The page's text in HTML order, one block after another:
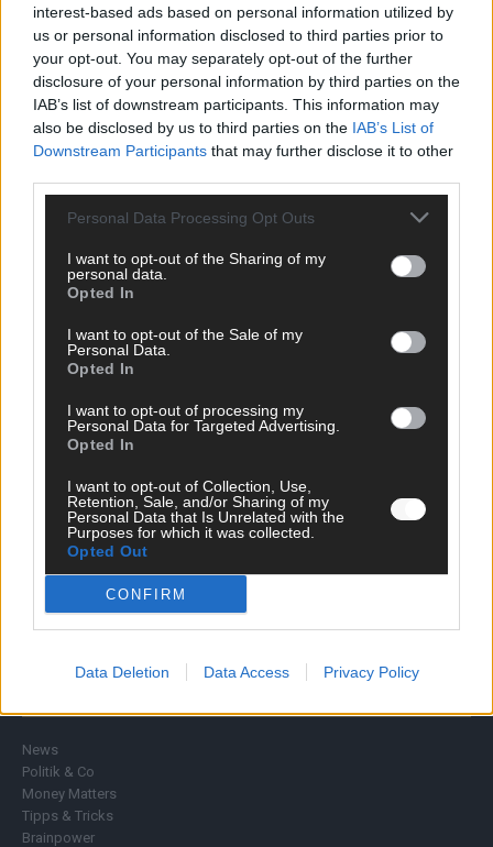
interest-based ads based on personal information utilized by
us or personal information disclosed to third parties prior to
your opt-out. You may separately opt-out of the further
disclosure of your personal information by third parties on the
IAB’s list of downstream participants. This information may
also be disclosed by us to third parties on the IAB’s List of
Downstream Participants that may further disclose it to other
Personal Data Processing Opt Outs
I want to opt-out of the Sharing of my
personal data.
Opted In
I want to opt-out of the Sale of my
Personal Data.
Opted In
I want to opt-out of processing my
Personal Data for Targeted Advertising.
Opted In
I want to opt-out of Collection, Use,
Retention, Sale, and/or Sharing of my
Personal Data that Is Unrelated with the
Purposes for which it was collected.
Opted Out
CONFIRM
Data Deletion Data Access Privacy Policy
News
Politik & Co
Money Matters
Tipps & Tricks
Brainpower